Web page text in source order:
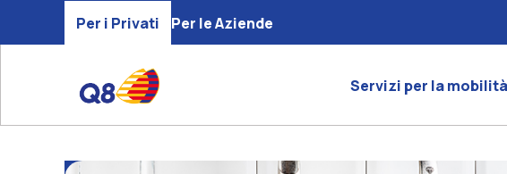
Per i Privati Per le Aziende
Servizi per la mobilità